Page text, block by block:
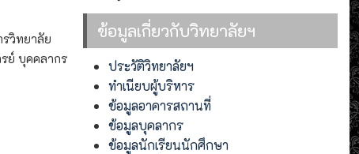
วิทยาลัย
ย์ บุคคลากร
ข้อมูลเกี่ยวกับวิทยาลัยฯ
ประวัติวิทยาลัยฯ
ทำเนียบผู้บริหาร
ข้อมูลอาคารสถานที่
ข้อมูลบุคลากร
ข้อมูลนักเรียนนักศึกษา